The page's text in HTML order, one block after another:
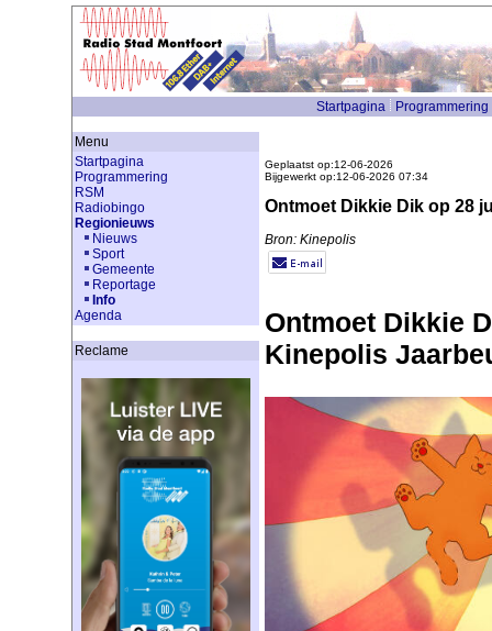
Startpagina Programmering
Menu
Startpagina
Programmering
RSM
Radiobingo
Regionieuws
Nieuws
Sport
Gemeente
Reportage
Info
Agenda
Reclame
Geplaatst op:12-06-2026
Bijgewerkt op:12-06-2026 07:34
Ontmoet Dikkie Dik op 28
Bron: Kinepolis
Ontmoet Dikkie
Kinepolis